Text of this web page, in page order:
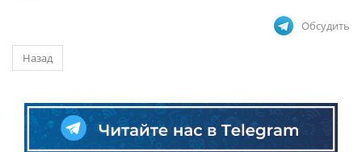
Обсудить
Назад